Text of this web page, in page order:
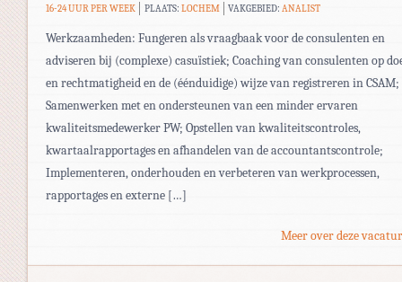
16-24 UUR PER WEEK PLAATS: LOCHEM VAKGEBIED:ANALIST
Werkzaamheden: Fungeren als vraagbaak voor de consulenten en
adviseren bij (complexe) casuïstiek; Coaching van consulenten op
en rechtmatigheid en de (éénduidige) wijze van registreren in CSAM;
Samenwerken met en ondersteunen van een minder ervaren
kwaliteitsmedewerker PW; Opstellen van kwaliteitscontroles,
kwartaalrapportages en afhandelen van de accountantscontrole;
Implementeren, onderhouden en verbeteren van werkprocessen,
rapportages en externe […]
Meer over deze